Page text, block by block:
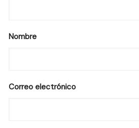
Nombre
Correo electrónico